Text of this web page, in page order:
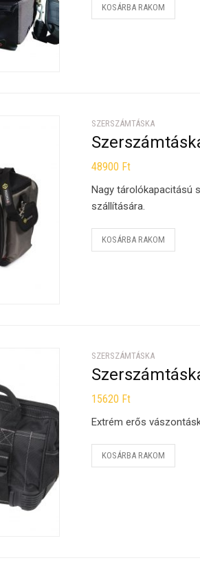
KOSÁRBA RAKOM
SZERSZÁMTÁSKA
48900 Ft
Nagy tárolókapacitású
szállítására.
KOSÁRBA RAKOM
SZERSZÁMTÁSKA
15620 Ft
Extrém erős
KOSÁRBA RAKOM